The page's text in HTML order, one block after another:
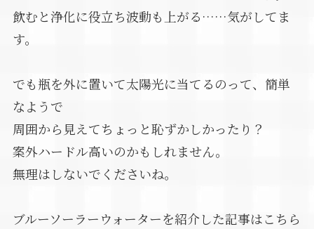
飲むと浄化に役立ち波動も上がる……気がしてま
す。
でも瓶を外に置いて太陽光に当てるのって、簡単
なようで
周囲から見えてちょっと恥ずかしかったり？
案外ハードル高いのかもしれません。
無理はしないでくださいね。
ブルーソーラーウォーターを紹介した記事はこちら